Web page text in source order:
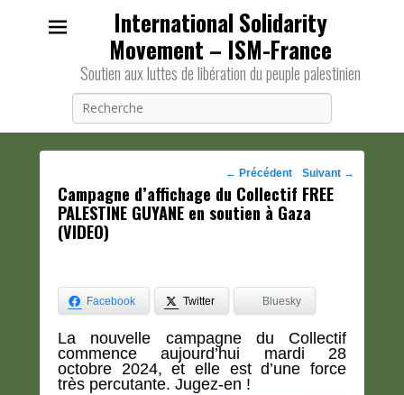
International Solidarity
Movement – ISM-France
Soutien aux luttes de libération du peuple palestinien
Navigation
des
← Précédent Suivant →
Campagne d’affichage du Collectif FREE
PALESTINE GUYANE en soutien à Gaza
(VIDEO)
Facebook Twitter Bluesky
La nouvelle campagne du Collectif
commence aujourd’hui mardi 28
octobre 2024, et elle est d’une force
très percutante. Jugez-en !